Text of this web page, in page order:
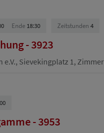
Ende 18:30 Zeitstunden 4
- 3923
Sievekingplatz 1,
- 3953